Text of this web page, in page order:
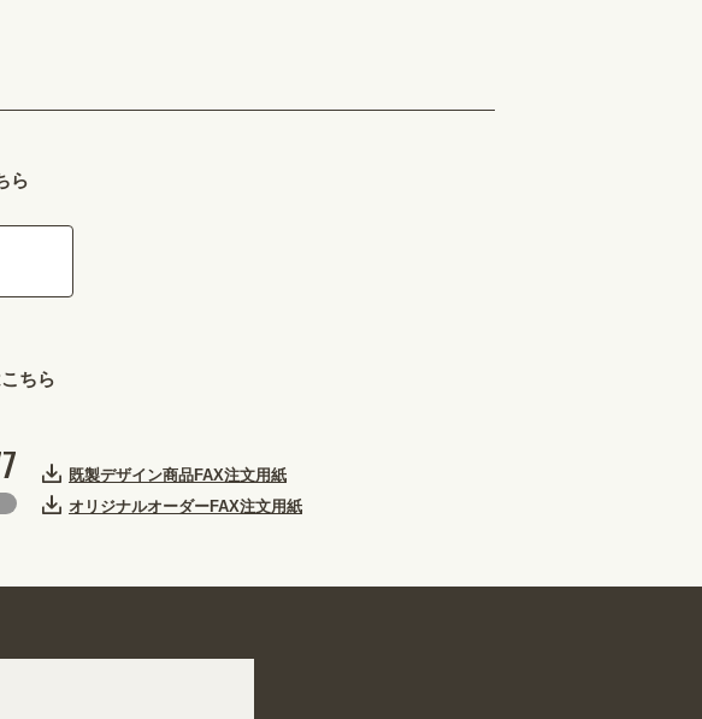
ら
ちら
既製デザイン商品FAX注文用紙
オリジナルオーダーFAX注文用紙